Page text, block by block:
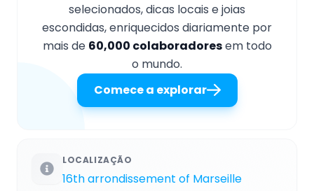
selecionados, dicas locais e joias
escondidas, enriquecidos diariamente por
mais de 60,000 colaboradoresem todo
o mundo.
Comece a explorar
LOCALIZAÇÃO
16th arrondissement of Marseille